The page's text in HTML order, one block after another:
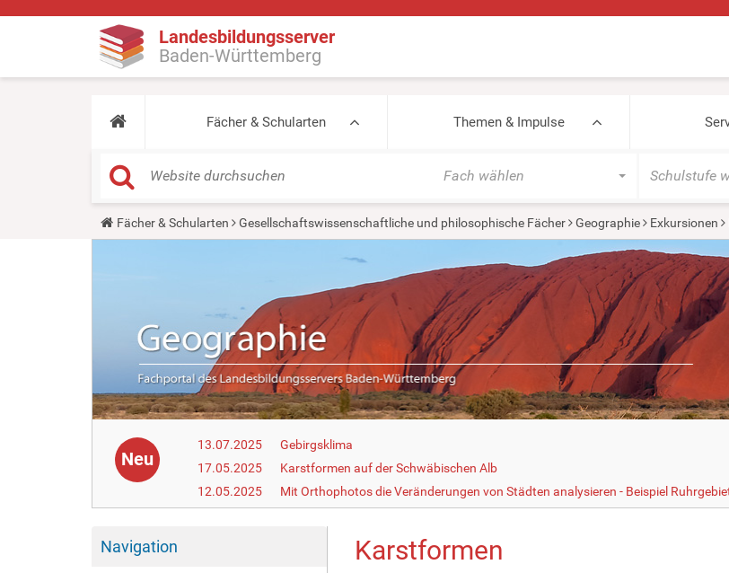
Landesbildungsserver
Baden-Württemberg
Fächer & Schularten Themen & Impulse
Fach wählen Schulstufe
Y
o
Fächer & Schularten Gesellschaftswissenschaftliche und philosophische Fächer Geographie Exkursionen
Neu
13.07.2025
Gebirgsklima
17.05.2025
Karstformen auf der Schwäbischen Alb
12.05.2025
Mit Orthophotos die Veränderungen von Städten analysieren - Beispiel
Navigation Karstformen